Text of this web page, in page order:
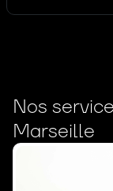
Nos
Marseille